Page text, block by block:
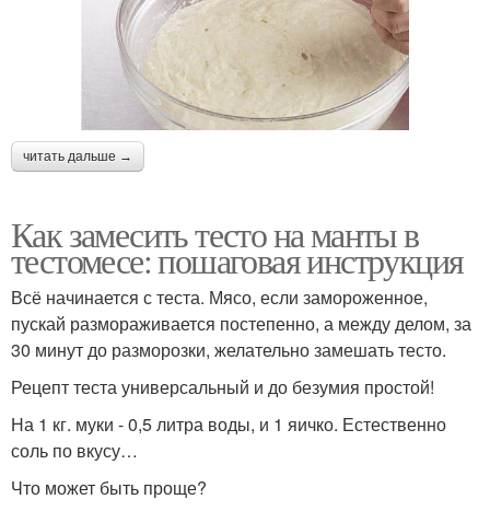
читать дальше →
Как замесить тесто на манты в
тестомесе: пошаговая инструкция
Всё начинается с теста. Мясо, если замороженное,
пускай размораживается постепенно, а между делом, за
30 минут до разморозки, желательно замешать тесто.
Рецепт теста универсальный и до безумия простой!
На 1 кг. муки - 0,5 литра воды, и 1 яичко. Естественно
соль по вкусу…
Что может быть проще?